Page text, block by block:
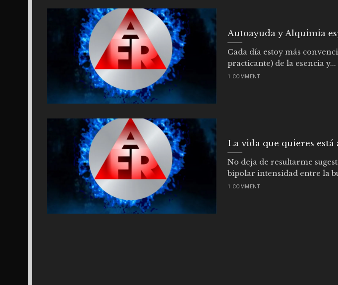
Autoayuda y Alquimia
Cada día estoy más
practicante) de la esencia y...
1 COMMENT
La vida que quieres está
No deja de resultarme
bipolar intensidad entre la
1 COMMENT